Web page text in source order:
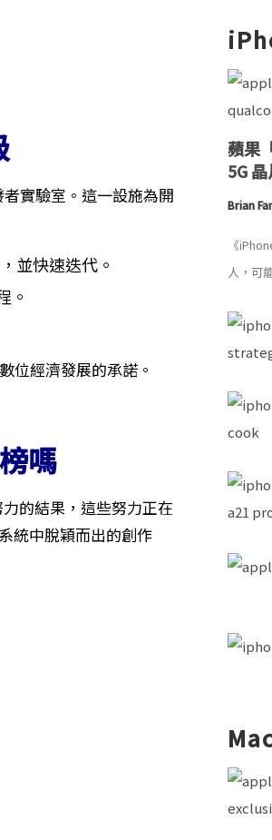
實驗室。這一設施為開
並快速迭代。
。
位經濟發展的承諾。
嗎
的結果，這些努力正在
統中脫穎而出的創作
蘋果
5G
Brian
《
人，可